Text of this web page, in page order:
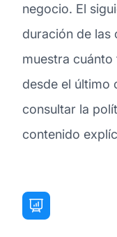
negocio. El
duración de las
muestra
desde el último
consultar la
contenido